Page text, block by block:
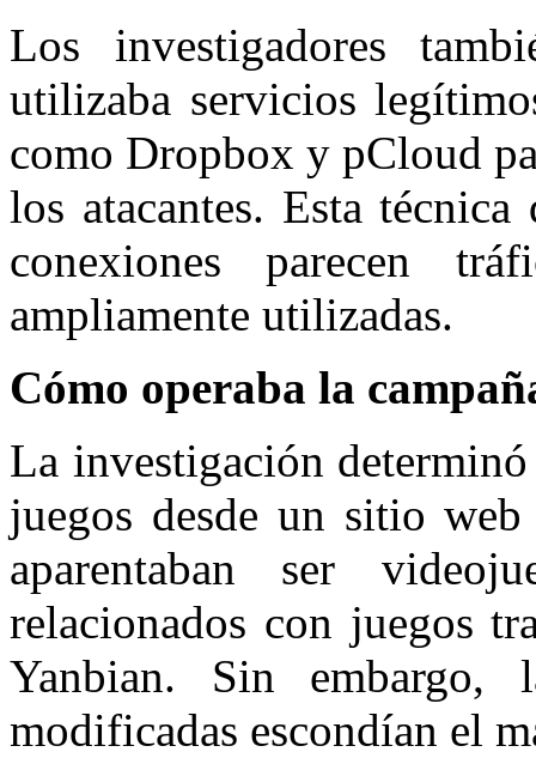
Los investigadores
utilizaba servicios
como Dropbox y pCloud
los atacantes. Esta
conexiones parecen
ampliamente utilizadas.
Cómo operaba la
La investigación
juegos desde un sitio
aparentaban ser
relacionados con juegos
Yanbian. Sin embargo,
modificadas escondían el